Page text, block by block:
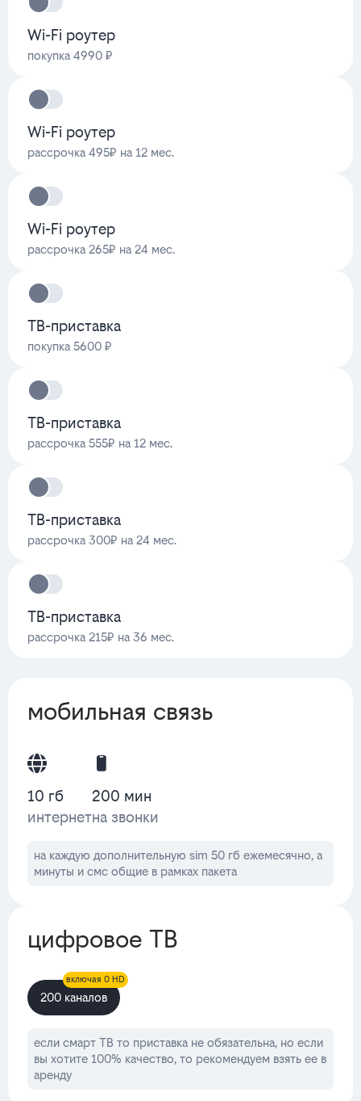
Wi-Fi роутер
покупка 4990 ₽
Wi-Fi роутер
рассрочка 495₽ на 12 мес.
Wi-Fi роутер
рассрочка 265₽ на 24 мес.
ТВ-приставка
покупка 5600 ₽
ТВ-приставка
рассрочка 555₽ на 12 мес.
ТВ-приставка
рассрочка 300₽ на 24 мес.
ТВ-приставка
рассрочка 215₽ на 36 мес.
мобильная связь
10 гб
интернет
200 мин
на звонки
на каждую дополнительную sim 50 гб ежемесячно, а
минуты и смс общие в рамках пакета
цифровое ТВ
200 каналов
включая 0 HD
если смарт ТВ то приставка не обязательна, но если
вы хотите 100% качество, то рекомендуем взять ее в
аренду